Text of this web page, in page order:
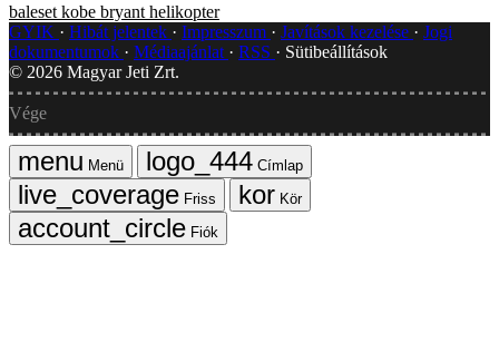
baleset kobe bryant helikopter
GYIK
Hibát jelentek Impresszum Javítások kezelése
Jogi
dokumentumok
Médiaajánlat RSS
Sütibeállítások
© 2026 Magyar Jeti Zrt.
Vége
Menü
Címlap
Friss
Kör
Fiók